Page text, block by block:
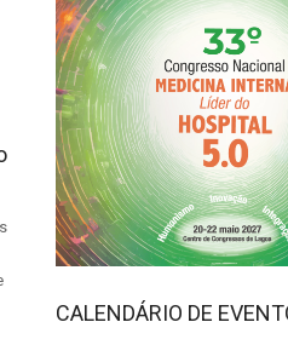
CALENDÁRIO DE